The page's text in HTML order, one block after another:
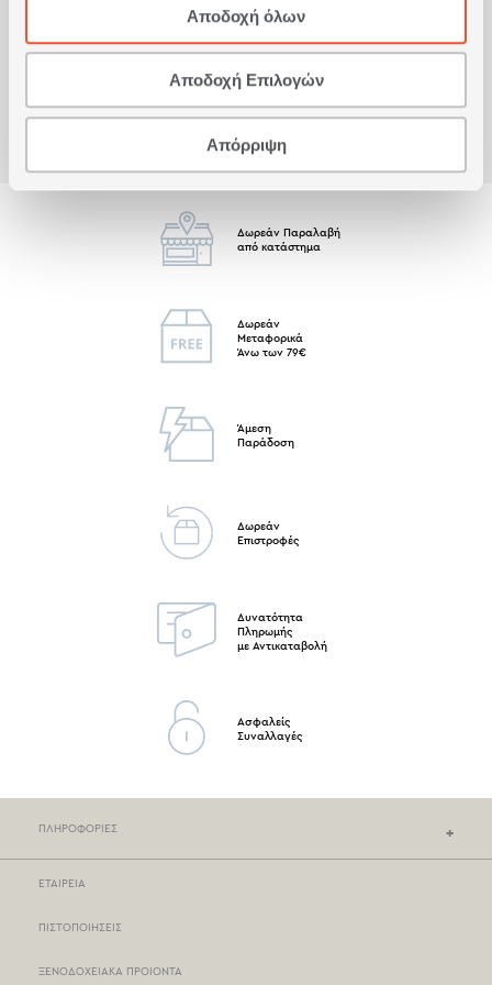
Αποδοχή όλων
Αποδοχή Επιλογών
Απόρριψη
Είδατε πρόσφατα
Δωρεάν Παραλαβή
από κατάστημα
Δωρεάν
Μεταφορικά
Άνω των 79€
Άμεση
Παράδοση
Δωρεάν
Επιστροφές
Δυνατότητα
Πληρωμής
με Αντικαταβολή
Ασφαλείς
Συναλλαγές
ΠΛΗΡΟΦΟΡΙΕΣ
ΕΤΑΙΡΕΙΑ
ΠΙΣΤΟΠΟΙΗΣΕΙΣ
ΞΕΝΟΔΟΧΕΙΑΚΑ ΠΡΟΙΟΝΤΑ